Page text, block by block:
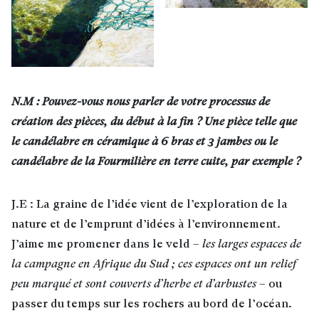
N.M : Pouvez-vous nous parler de votre processus de
création des pièces, du début à la fin ? Une pièce telle que
le candélabre en céramique à 6 bras et 3 jambes ou le
candélabre de la Fourmilière en terre cuite, par exemple ?
J.E : La graine de l’idée vient de l’exploration de la
nature et de l’emprunt d’idées à l’environnement.
J’aime me promener dans le veld – les larges espaces de
la campagne en Afrique du Sud ; ces espaces ont un relief
peu marqué et sont couverts d’herbe et d’arbustes– ou
passer du temps sur les rochers au bord de l’océan.